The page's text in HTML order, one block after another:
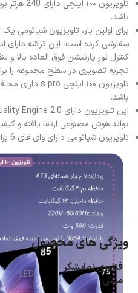
باشد.
برای اولین بار، تلویزیون شیائومی
سفارشی کرده است، این تراشه دارای
کنترل نور پارتیشن فوق العاده بالا
تجربه تصویری در سطح مجموعه را
باشد.
تواند هوش مصنوعی ارتقا یافته و
تلویزیون شیائومی دارای وای فای 6 برای انتقال سریع می باشد.
ویژگی های محصول
فناوری نمایشگر
مینی
LED